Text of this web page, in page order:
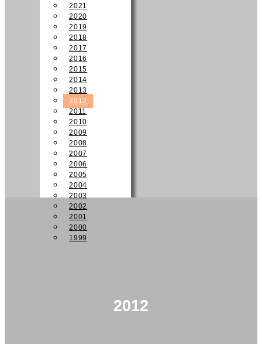
2021
2020
2019
2018
2017
2016
2015
2014
2013
2012
2011
2010
2009
2008
2007
2006
2005
2004
2003
2002
2001
2000
1999
2012